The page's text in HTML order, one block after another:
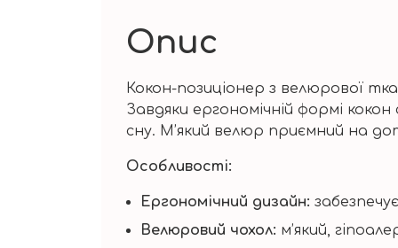
Опис
Кокон-позиціонер з велюрової
Завдяки ергономічній формі
сну. М’який велюр приємний на
Особливості:
Ергономічний дизайн:
Велюровий чохол: м’який,